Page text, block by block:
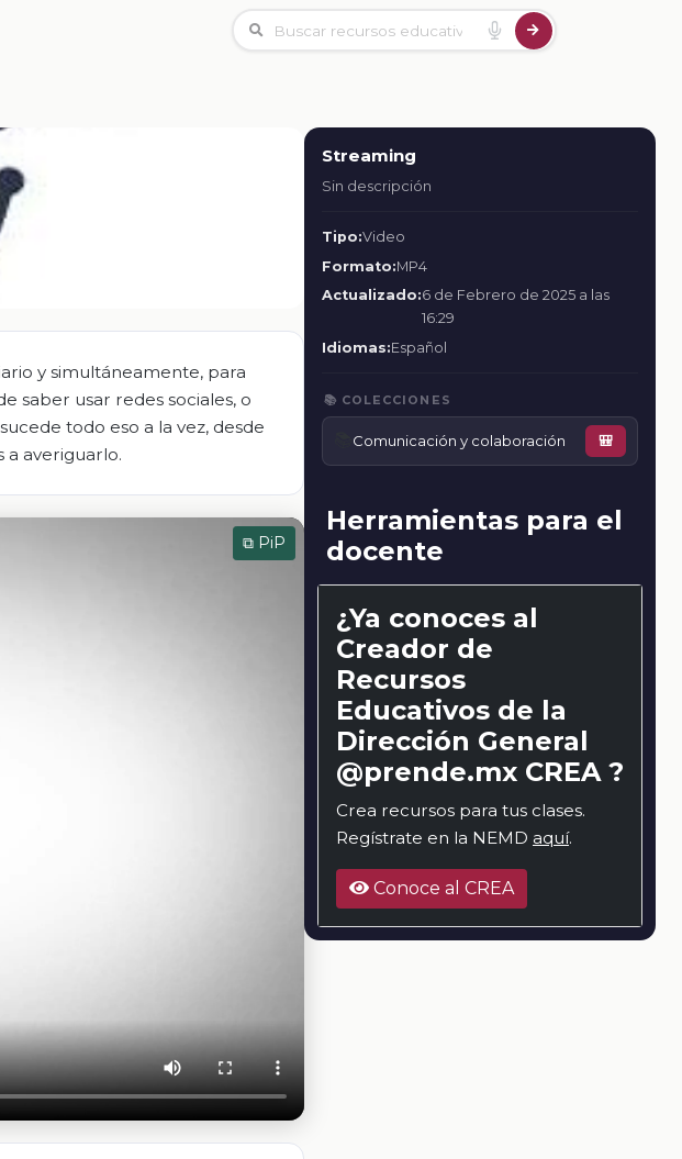
y simultáneamente, para
saber usar redes sociales, o
todo eso a la vez, desde
a averiguarlo.
⧉ PiP
Streaming
Sin descripción
Tipo:Video
Formato:MP4
Actualizado:6 de Febrero de 2025 a las
16:29
Idiomas:Español
📚 COLECCIONES
Comunicación y colaboración 🎒
Herramientas para el
docente
¿Ya conoces al
Creador de
Recursos
Educativos de la
Dirección General
@prende.mx CREA ?
Crea recursos para tus clases.
Regístrate en la NEMD aquí.
Conoce al CREA